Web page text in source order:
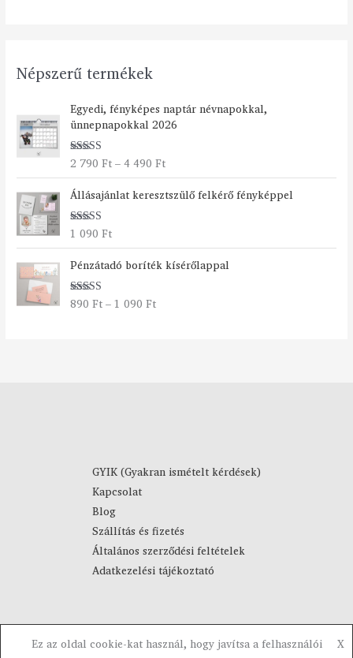
Népszerű termékek
Egyedi, fényképes naptár névnapokkal,
ünnepnapokkal 2026
Értékelés:
2 790Ft – 4 490Ft
r
t
r
t
o
n
y
0
Állásajánlat keresztszülő felkérő fényképpel
Értékelés:
1 090Ft
Pénzátadó boríték kísérőlappal
Értékelés:
890Ft – 1 090Ft
Á
r
a
0
t
1
0
t
GYIK (Gyakran ismételt kérdések)
Kapcsolat
Blog
Szállítás és fizetés
Általános szerződési feltételek
Adatkezelési tájékoztató
Copyright © 2023-2026 Visztra. Powered by Visztra.
Ez az oldal cookie-kat használ, hogy javítsa a felhasználói
X